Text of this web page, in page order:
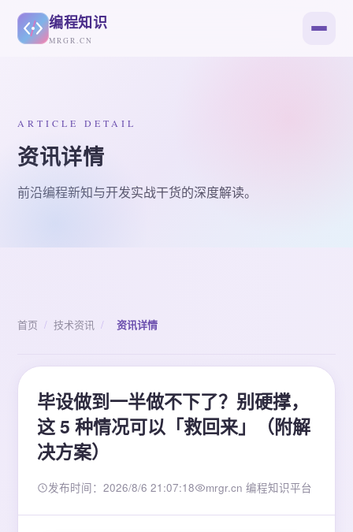
编程知识
MRGR.CN
ARTICLE DETAIL
资讯详情
前沿编程新知与开发实战干货的深度解读。
首页 / 技术资讯 / 资讯详情
毕设做到一半做不下了？别硬撑，
这 5 种情况可以「救回来」（附解
决方案）
发布时间：2026/8/6 21:07:18 mrgr.cn 编程知识平台